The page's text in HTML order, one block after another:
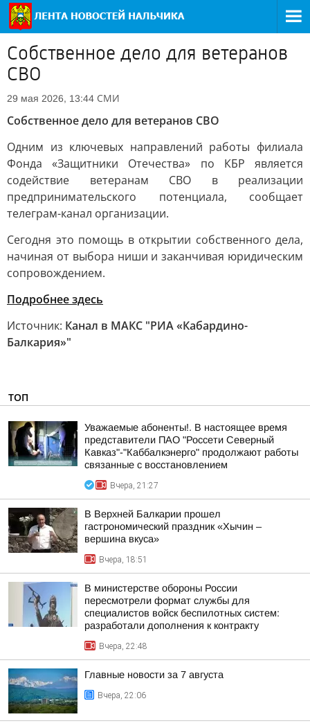
Собственное дело для ветеранов
СВО
29 мая 2026, 13:44 СМИ
Собственное дело для ветеранов СВО
Одним из ключевых направлений работы филиала
Фонда «Защитники Отечества» по КБР является
содействие ветеранам СВО в реализации
предпринимательского потенциала, сообщает
телеграм-канал организации.
Сегодня это помощь в открытии собственного дела,
начиная от выбора ниши и заканчивая юридическим
сопровождением.
Подробнее здесь
Источник: Канал в МАКС "РИА «Кабардино-
Балкария»"
ТОП
Уважаемые абоненты!. В настоящее время
представители ПАО "Россети Северный
Кавказ"-"Каббалкэнерго" продолжают работы
связанные с восстановлением
Вчера, 21:27
В Верхней Балкарии прошел
гастрономический праздник «Хычин –
вершина вкуса»
Вчера, 18:51
В министерстве обороны России
пересмотрели формат службы для
специалистов войск беспилотных систем:
разработали дополнения к контракту
Вчера, 22:48
Главные новости за 7 августа
Вчера, 22:06